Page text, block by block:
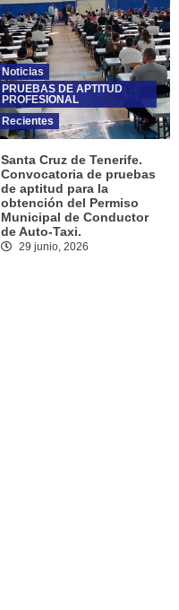
Noticias
PRUEBAS DE APTITUD
PROFESIONAL
Recientes
Santa Cruz de Tenerife.
Convocatoria de pruebas
de aptitud para la
obtención del Permiso
Municipal de Conductor
de Auto-Taxi.
29 junio, 2026